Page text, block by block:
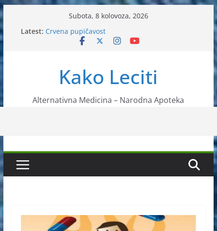
Skip
to
content
Subota, 8 kolovoza, 2026
Latest: Crvena pupičavost
Čir na želucu – Liječenje prirodnim metodama
Liječenje bubrežnog kamenca uz pomoć čaja
Kako Leciti
Alternativna Medicina – Narodna Apoteka